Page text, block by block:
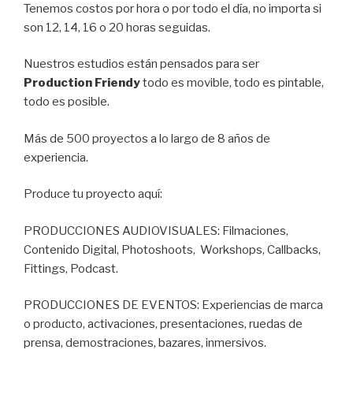
Tenemos costos por hora o por todo el día, no importa si
son 12, 14, 16 o 20 horas seguidas.
Nuestros estudios están pensados para ser
Production Friendytodo es movible, todo es pintable,
todo es posible.
Más de 500 proyectos a lo largo de 8 años de
experiencia.
Produce tu proyecto aquí:
PRODUCCIONES AUDIOVISUALES: Filmaciones,
Contenido Digital, Photoshoots, Workshops, Callbacks,
Fittings, Podcast.
PRODUCCIONES DE EVENTOS: Experiencias de marca
o producto, activaciones, presentaciones, ruedas de
prensa, demostraciones, bazares, inmersivos.